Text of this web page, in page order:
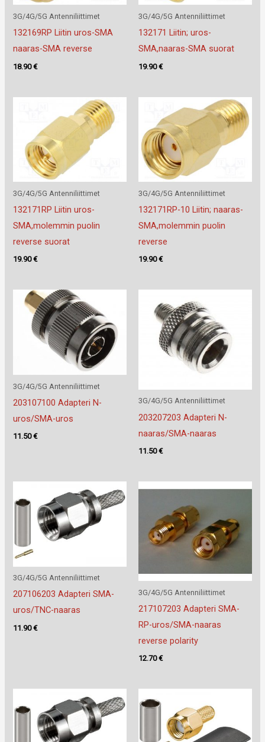
3G/4G/5G Antenniliittimet
132169RP Liitin uros-SMA
naaras-SMA reverse
18.90€
3G/4G/5G Antenniliittimet
132171 Liitin; uros-
SMA,naaras-SMA suorat
19.90€
3G/4G/5G Antenniliittimet
132171RP Liitin uros-
SMA,molemmin puolin
reverse suorat
19.90€
3G/4G/5G Antenniliittimet
132171RP-10 Liitin; naaras-
SMA,molemmin puolin
reverse
19.90€
3G/4G/5G Antenniliittimet
203107100 Adapteri N-
uros/SMA-uros
11.50€
3G/4G/5G Antenniliittimet
203207203 Adapteri N-
naaras/SMA-naaras
11.50€
3G/4G/5G Antenniliittimet
207106203 Adapteri SMA-
uros/TNC-naaras
11.90€
3G/4G/5G Antenniliittimet
217107203 Adapteri SMA-
RP-uros/SMA-naaras
reverse polarity
12.70€